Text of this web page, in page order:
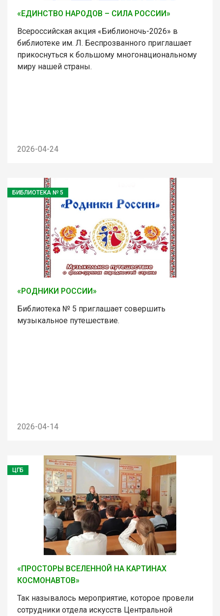
«ЕДИНСТВО НАРОДОВ – СИЛА РОССИИ»
Всероссийская акция «Библионочь-2026» в
библиотеке им. Л. Беспрозванного приглашает
прикоснуться к большому многонациональному
миру нашей страны.
2026-04-24
БИБЛИОТЕКА № 5
«РОДНИКИ РОССИИ»
Библиотека № 5 приглашает совершить
музыкальное путешествие.
2026-04-14
ЦГБ
«ПРОСТОРЫ ВСЕЛЕННОЙ НА КАРТИНАХ
КОСМОНАВТОВ»
Так называлось мероприятие, которое провели
сотрудники отдела искусств Центральной